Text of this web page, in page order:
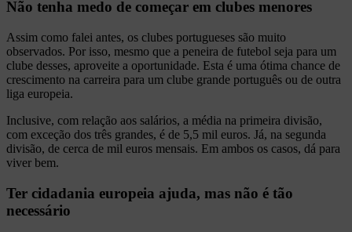
Não tenha medo de começar em clubes menores
Assim como falei antes, os clubes portugueses são muito
observados. Por isso, mesmo que a peneira de futebol seja para um
clube desses, aproveite a oportunidade. Esta é uma ótima chance de
crescimento na carreira para um clube grande português ou de outra
liga europeia.
Inclusive, com relação aos salários, a média na primeira divisão,
com exceção dos três grandes, é de 5,5 mil euros. Já, na segunda
divisão, de cerca de mil euros mensais. Em ambos os casos, dá para
viver bem.
Ter cidadania europeia ajuda, mas não é tão
necessário